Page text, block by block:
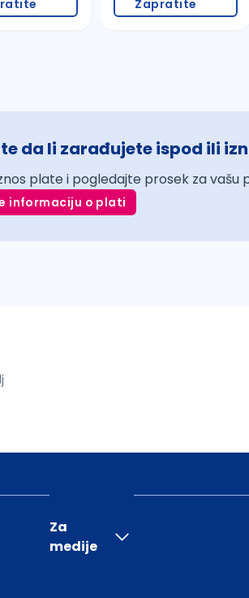
Zapratite
da li zarađujete ispod ili
plate i pogledajte prosek za vašu
informaciju o plati
Za
medije